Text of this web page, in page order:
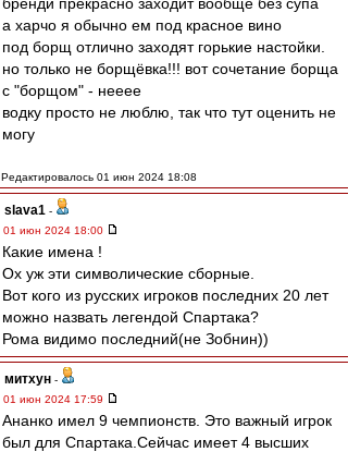
а харчо я обычно ем под красное вино
под борщ отлично заходят горькие настойки.
но только не борщёвка!!! вот сочетание борща
с "борщом" - нееее
водку просто не люблю, так что тут оценить не
могу
Редактировалось 01 июн 2024 18:08
slava1 -
01 июн 2024 18:00
Какие имена !
Ох уж эти символические сборные.
Вот кого из русских игроков последних 20 лет
можно назвать легендой Спартака?
Рома видимо последний(не Зобнин))
митхун -
01 июн 2024 17:59
Ананко имел 9 чемпионств. Это важный игрок
был для Спартака.Сейчас имеет 4 высших